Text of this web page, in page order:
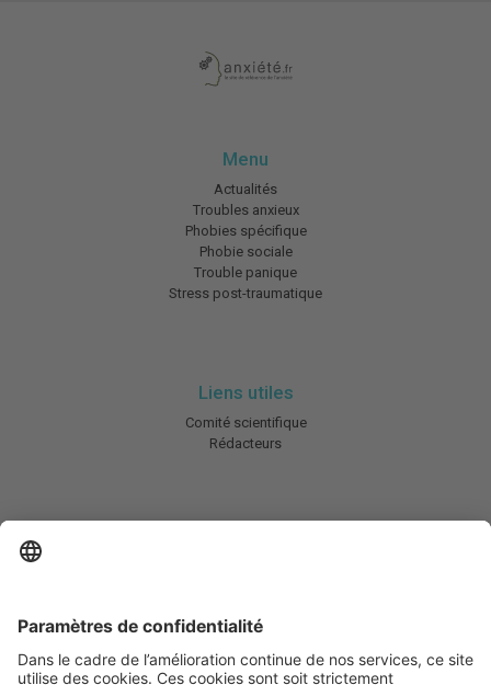
Menu
Actualités
Troubles anxieux
Phobies spécifique
Phobie sociale
Trouble panique
Stress post-traumatique
Liens utiles
Comité scientifique
Rédacteurs